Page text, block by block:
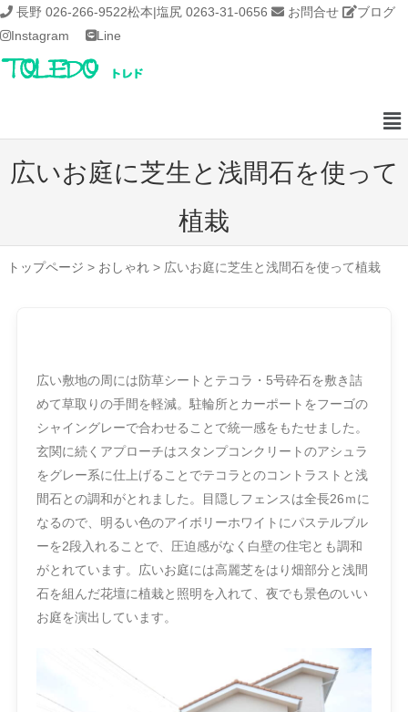
長野 026-266-9522松本|塩尻 0263-31-0656 お問合せ
ブログ
Instagram
Line
広いお庭に芝生と浅間石を使って
植栽
トップページ > おしゃれ > 広いお庭に芝生と浅間石を使って植栽
広い敷地の周には防草シートとテコラ・5号砕石を敷き詰
めて草取りの手間を軽減。駐輪所とカーポートをフーゴの
シャイングレーで合わせることで統一感をもたせました。
玄関に続くアプローチはスタンプコンクリートのアシュラ
をグレー系に仕上げることでテコラとのコントラストと浅
間石との調和がとれました。目隠しフェンスは全長26ｍに
なるので、明るい色のアイボリーホワイトにパステルブル
ーを2段入れることで、圧迫感がなく白壁の住宅とも調和
がとれています。広いお庭には高麗芝をはり畑部分と浅間
石を組んだ花壇に植栽と照明を入れて、夜でも景色のいい
お庭を演出しています。